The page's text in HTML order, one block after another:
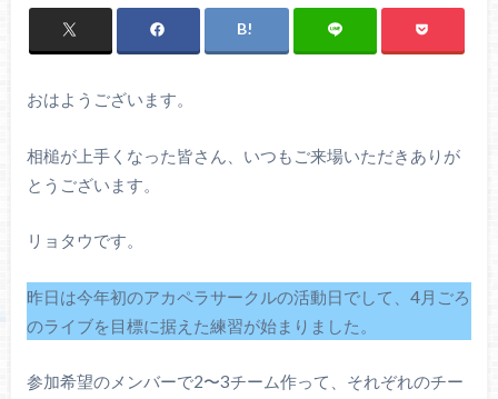
おはようございます。
相槌が上手くなった皆さん、いつもご来場いただきありが
とうございます。
リョタウです。
昨日は今年初のアカペラサークルの活動日でして、4月ごろ
のライブを目標に据えた練習が始まりました。
参加希望のメンバーで2〜3チーム作って、それぞれのチー